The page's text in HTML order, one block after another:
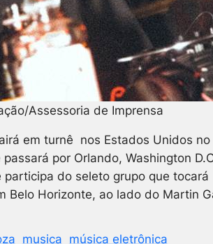
Assessoria de Imprensa
em turnê nos Estados Unidos
passará por Orlando, Washington
participa do seleto grupo que tocará
Belo Horizonte, ao lado do Martin
musica música eletrônica